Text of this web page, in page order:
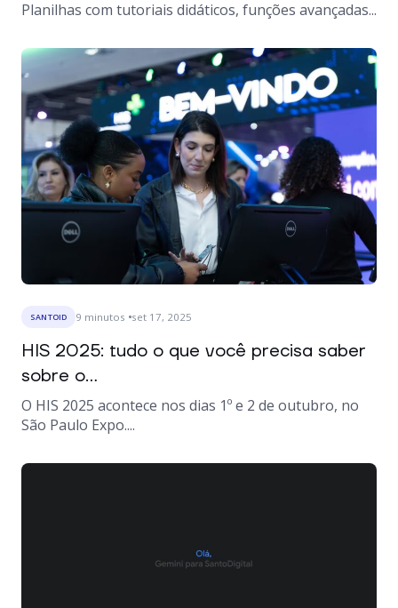
Planilhas com tutoriais didáticos, funções avançadas...
SANTOID 9 minutos set 17, 2025
HIS 2025: tudo o que você precisa saber
sobre o...
O HIS 2025 acontece nos dias 1º e 2 de outubro, no
São Paulo Expo....